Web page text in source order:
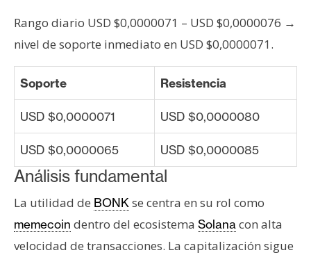
o
y
b
l
i
c
i
d
a
d
Rango diario USD $0,0000071 – USD $0,0000076 →
nivel de soporte inmediato en USD $0,0000071.
Soporte Resistencia
USD $0,0000071 USD $0,0000080
USD $0,0000065 USD $0,0000085
Análisis fundamental
La utilidad de BONK se centra en su rol como
memecoin dentro del ecosistema Solana con alta
velocidad de transacciones. La capitalización sigue